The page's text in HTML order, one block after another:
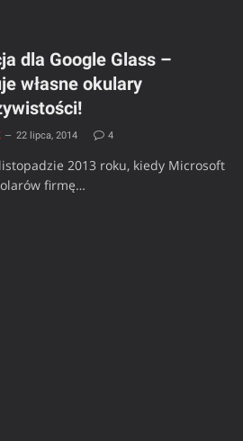
dla Google Glass –
własne okulary
22 lipca, 2014 4
2013 roku, kiedy Microsoft
firmę…